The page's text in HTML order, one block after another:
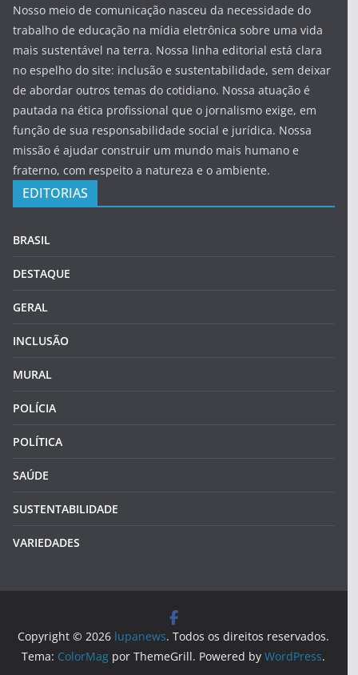
Nosso meio de comunicação nasceu da necessidade do
trabalho de educação na mídia eletrônica sobre uma vida
mais sustentável na terra. Nossa linha editorial está clara
no espelho do site: inclusão e sustentabilidade, sem deixar
de abordar outros temas do cotidiano. Nossa atuação é
pautada na ética profissional que o jornalismo exige, em
função de sua responsabilidade social e jurídica. Nossa
missão é ajudar construir um mundo mais humano e
fraterno, com respeito a natureza e o ambiente.
EDITORIAS
BRASIL
DESTAQUE
GERAL
INCLUSÃO
MURAL
POLÍCIA
POLÍTICA
SAÚDE
SUSTENTABILIDADE
VARIEDADES
Copyright © 2026 lupanews. Todos os direitos reservados.
Tema: ColorMag por ThemeGrill. Powered byWordPress.